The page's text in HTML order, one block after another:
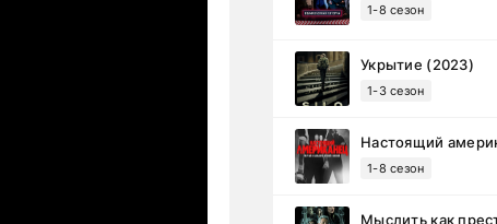
1-8 сезон
Укрытие (2023)
1-3 сезон
1-8 сезон